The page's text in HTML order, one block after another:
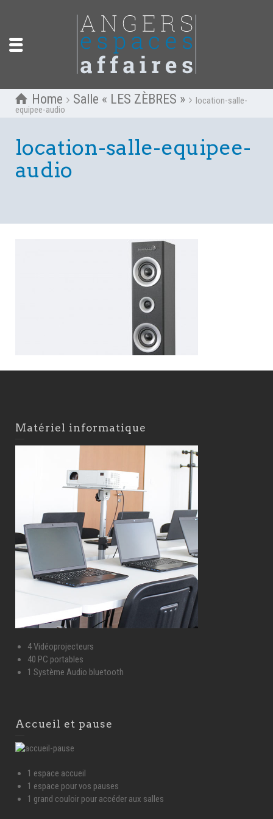
Home Salle « LES ZÈBRES »
location-salle-
equipee-audio
location-salle-equipee-
audio
Matériel informatique
4 Vidéoprojecteurs
40 PC portables
1 Système Audio bluetooth
Accueil et pause
1 espace accueil
1 espace pour vos pauses
1 grand couloir pour accéder aux salles